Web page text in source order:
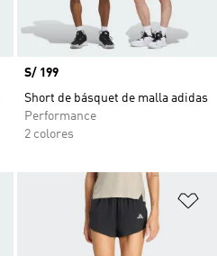
Precio
S/ 199
Short de básquet de malla adidas
Performance
2 colores
Añadir a la lista de deseos